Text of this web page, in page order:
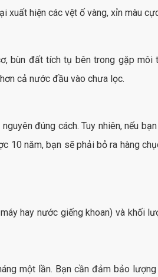
xuất hiện các vệt ố vàng, xỉn màu
bùn đất tích tụ bên trong gặp
cả nước đầu vào chưa lọc.
đúng cách. Tuy nhiên, nếu
10 năm, bạn sẽ phải bỏ ra hàng
hay nước giếng khoan) và khối
một lần. Bạn cần đảm bảo